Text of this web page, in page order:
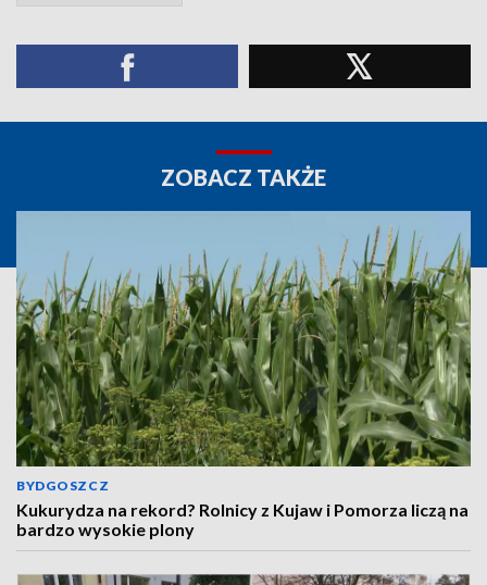
ZOBACZ TAKŻE
BYDGOSZCZ
Kukurydza na rekord? Rolnicy z Kujaw i Pomorza liczą na
bardzo wysokie plony